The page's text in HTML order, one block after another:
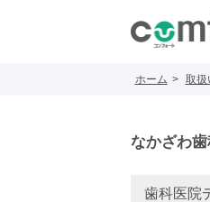
ホーム 取扱
なかざわ
歯科医院